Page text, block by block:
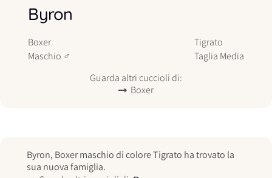
Byron
Boxer
Maschio ♂
Tigrato
Taglia Media
Guarda altri cuccioli di:
Boxer
Byron, Boxer maschio di colore Tigrato ha trovato la
sua nuova famiglia.